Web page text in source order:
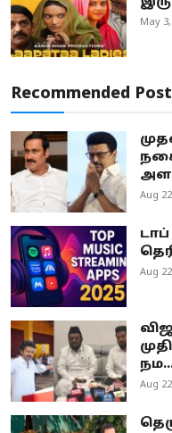
May
Recommended
Aug
Aug
Aug